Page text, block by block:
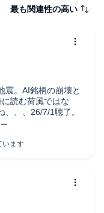
最も関連性の高い
震。AI銘柄の崩壊と
読む荷風ではな
、、、26/7/1聴了。